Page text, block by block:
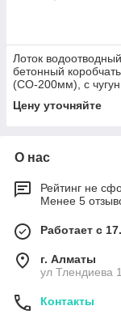
Лоток водоотводный
бетонный
(СО-200мм), с
насадкой, с
КUв 100.29,8
Цену уточняйте
О нас
Рейтинг не
Менее 5
Работает с
г. Алматы
ул Тлендиева
Контакты